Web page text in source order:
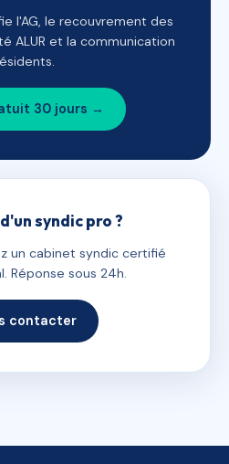
l'AG, le recouvrement des
ALUR et la communication
30 jours →
syndic pro ?
un cabinet syndic certifié
Réponse sous 24h.
contacter